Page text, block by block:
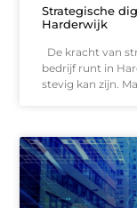
Strategische
Harderwijk
De kracht van
bedrijf runt in
stevig kan zijn.